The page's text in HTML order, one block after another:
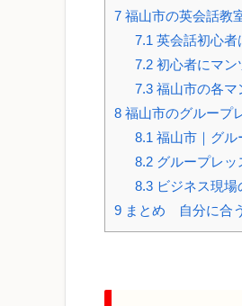
7 福山市の英会話教
7.1 英会話初心者
7.2初心者にマン
7.3福山市の各マ
8 福山市のグループ
8.1 福山市｜グ
8.2グループレッ
8.3ビジネス現場
9 まとめ 自分に合